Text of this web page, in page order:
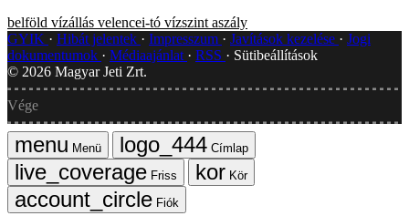
belföld vízállás velencei-tó vízszint aszály
GYIK
Hibát jelentek Impresszum Javítások kezelése
Jogi
dokumentumok
Médiaajánlat RSS
Sütibeállítások
© 2026 Magyar Jeti Zrt.
Vége
Menü
Címlap
Friss
Kör
Fiók